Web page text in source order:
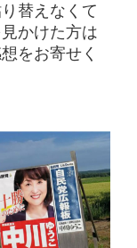
替えなくて
かけた方は
をお寄せく